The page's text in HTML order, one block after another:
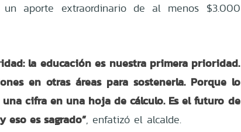
un aporte extraordinario de al menos $3.000
la educación es nuestra primera prioridad.
en otras áreas para sostenerla. Porque lo
cifra en una hoja de cálculo. Es el futuro de
eso es sagrado”, enfatizó el alcalde.